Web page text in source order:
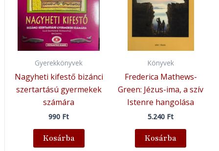
Gyerekkönyvek
Nagyheti kifestő bizánci
szertartású gyermekek
számára
990 Ft
Kosárba
Könyvek
Frederica Mathews-
Green: Jézus-ima, a szív
Istenre hangolása
5.240 Ft
Kosárba